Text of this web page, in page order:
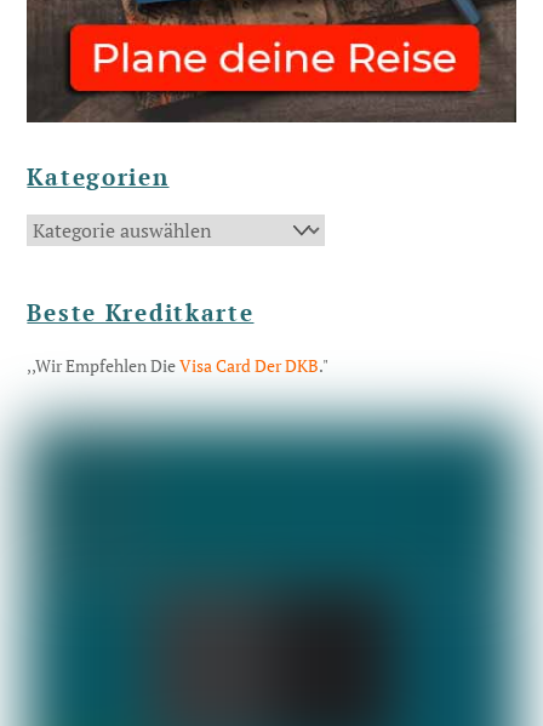
Kategorien
Kategorien
Beste Kreditkarte
,,Wir Empfehlen DieVisa Card Der DKB."